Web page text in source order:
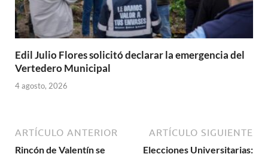
Edil Julio Flores solicitó declarar la emergencia del
Vertedero Municipal
4 agosto, 2026
ARTÍCULO ANTERIOR
Rincón de Valentín se
ARTÍCULO SIGUIENTE
Elecciones Universitarias: